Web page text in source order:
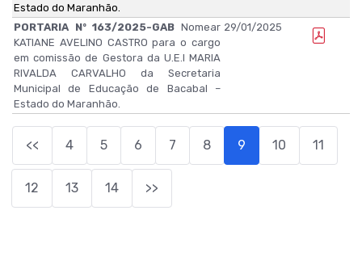
Estado do Maranhão.
PORTARIA Nº 163/2025-GAB Nomear
KATIANE AVELINO CASTRO para o cargo
em comissão de Gestora da U.E.I MARIA
RIVALDA CARVALHO da Secretaria
Municipal de Educação de Bacabal –
Estado do Maranhão.
29/01/2025
<< 4 5 6 7 8 9 10 11
12 13 14 >>